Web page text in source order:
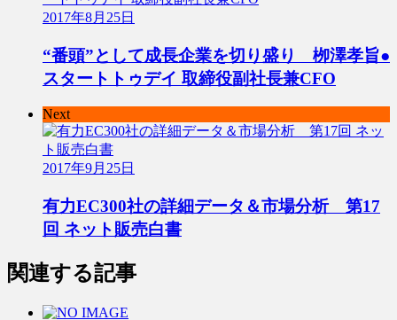
2017年8月25日
“番頭”として成長企業を切り盛り 栁澤孝旨●
スタートトゥデイ 取締役副社長兼CFO
Next
2017年9月25日
有力EC300社の詳細データ＆市場分析 第17
回 ネット販売白書
関連する記事